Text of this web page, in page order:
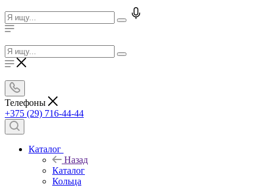
Телефоны
+375 (29) 716-44-44
Каталог
Назад
Каталог
Кольца